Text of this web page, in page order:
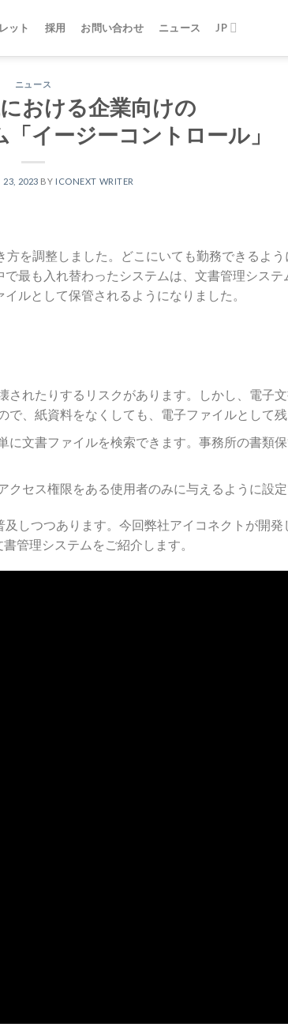
ット 採用 お問い合わせ ニュース JP
ニュース
おける企業向けの
イージーコントロール」
23, 2023 BY ICONEXT WRITER
を調整しました。どこにいても勤務できるよ
最も入れ替わったシステムは、文書管理システ
ルとして保管されるようになりました。
れたりするリスクがあります。しかし、電子
、紙資料をなくしても、電子ファイルとして残
文書ファイルを検索できます。事務所の書類
セス権限をある使用者のみに与えるように設定
しつつあります。今回弊社アイコネクトが開発
管理システムをご紹介します。